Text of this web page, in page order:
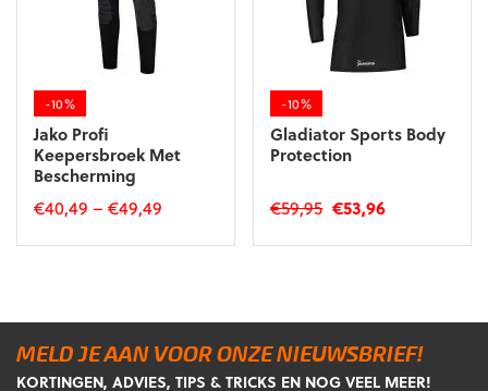
de
productpagina
gekozen
worden
de
productpagina
-10%
Jako Profi
Keepersbroek Met
Bescherming
€40,49 – €49,49
Dit
Deze
optie
-10%
Gladiator Sports Body
Protection
€59,95 Oorspronkelijke
€53,96Huidige
Dit
Deze
optie
MELD JE AAN VOOR ONZE NIEUWSBRIEF!
KORTINGEN, ADVIES, TIPS & TRICKS EN NOG VEEL MEER!